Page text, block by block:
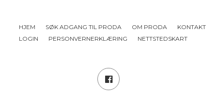
HJEM SØK ADGANG TIL PRODA OM PRODA
KONTAKT
LOGIN
PERSONVERNERKLÆRING NETTSTEDSKART